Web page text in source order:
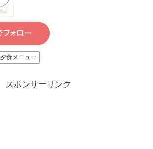
夕食メニュー
スポンサーリンク